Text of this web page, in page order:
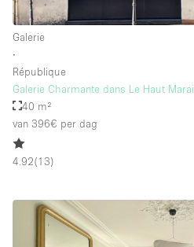
Galerie
∙
République
Galerie Charmante dans Le Haut
40 m²
van 396€ per dag
4.92(13)